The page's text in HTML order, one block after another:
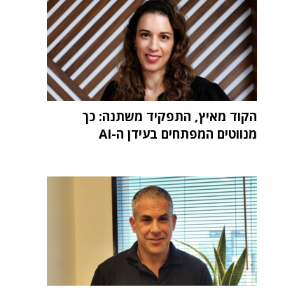
הקוד מאיץ, התפקיד משתנה: כך
מנווטים המפתחים בעידן ה-AI